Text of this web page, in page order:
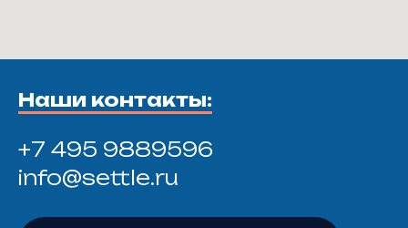
Наши контакты:
+7 495 9889596
info@settle.ru